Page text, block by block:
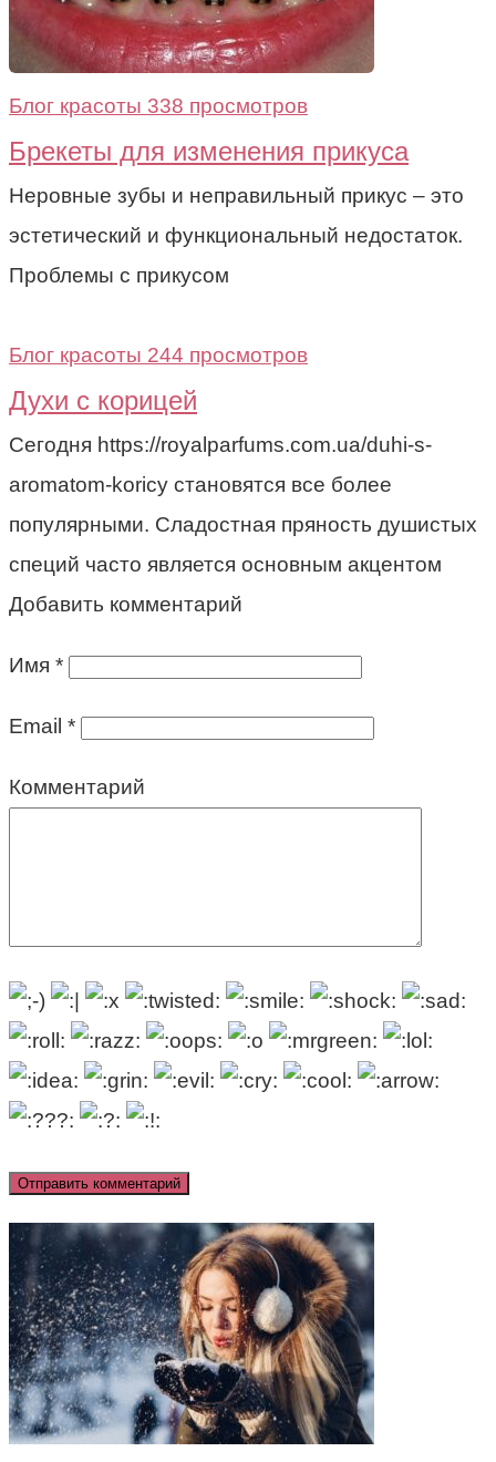
Блог красоты 338 просмотров
Брекеты для изменения прикуса
Неровные зубы и неправильный прикус – это
эстетический и функциональный недостаток.
Проблемы с прикусом
Блог красоты 244 просмотров
Духи с корицей
Cегодня https://royalparfums.com.ua/duhi-s-
aromatom-koricy становятся все более
популярными. Сладостная пряность душистых
специй часто является основным акцентом
Добавить комментарий
Имя *
Email *
Комментарий